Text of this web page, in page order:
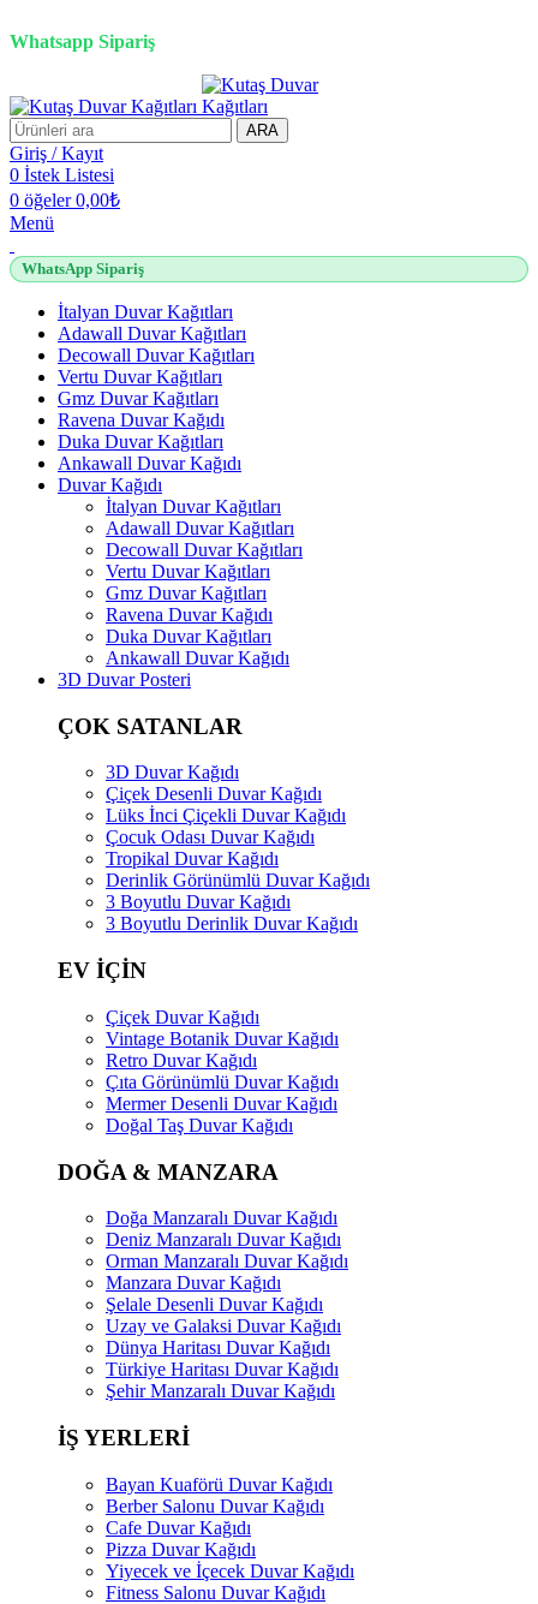
Whatsapp Sipariş
ARA
Giriş / Kayıt
0 İstek Listesi
0 öğeler 0,00₺
Menü
WhatsApp Sipariş
İtalyan Duvar Kağıtları
Adawall Duvar Kağıtları
Decowall Duvar Kağıtları
Vertu Duvar Kağıtları
Gmz Duvar Kağıtları
Ravena Duvar Kağıdı
Duka Duvar Kağıtları
Ankawall Duvar Kağıdı
Duvar Kağıdı
İtalyan Duvar Kağıtları
Adawall Duvar Kağıtları
Decowall Duvar Kağıtları
Vertu Duvar Kağıtları
Gmz Duvar Kağıtları
Ravena Duvar Kağıdı
Duka Duvar Kağıtları
Ankawall Duvar Kağıdı
3D Duvar Posteri
ÇOK SATANLAR
3D Duvar Kağıdı
Çiçek Desenli Duvar Kağıdı
Lüks İnci Çiçekli Duvar Kağıdı
Çocuk Odası Duvar Kağıdı
Tropikal Duvar Kağıdı
Derinlik Görünümlü Duvar Kağıdı
3 Boyutlu Duvar Kağıdı
3 Boyutlu Derinlik Duvar Kağıdı
EV İÇİN
Çiçek Duvar Kağıdı
Vintage Botanik Duvar Kağıdı
Retro Duvar Kağıdı
Çıta Görünümlü Duvar Kağıdı
Mermer Desenli Duvar Kağıdı
Doğal Taş Duvar Kağıdı
DOĞA & MANZARA
Doğa Manzaralı Duvar Kağıdı
Deniz Manzaralı Duvar Kağıdı
Orman Manzaralı Duvar Kağıdı
Manzara Duvar Kağıdı
Şelale Desenli Duvar Kağıdı
Uzay ve Galaksi Duvar Kağıdı
Dünya Haritası Duvar Kağıdı
Türkiye Haritası Duvar Kağıdı
Şehir Manzaralı Duvar Kağıdı
İŞ YERLERİ
Bayan Kuaförü Duvar Kağıdı
Berber Salonu Duvar Kağıdı
Cafe Duvar Kağıdı
Pizza Duvar Kağıdı
Yiyecek ve İçecek Duvar Kağıdı
Fitness Salonu Duvar Kağıdı